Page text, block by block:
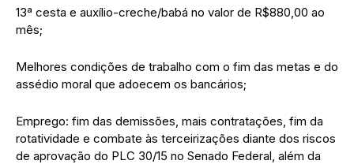
13ª cesta e auxílio-creche/babá no valor de R$880,00 ao
mês;
Melhores condições de trabalho com o fim das metas e do
assédio moral que adoecem os bancários;
Emprego: fim das demissões, mais contratações, fim da
rotatividade e combate às terceirizações diante dos riscos
de aprovação do PLC 30/15 no Senado Federal, além da